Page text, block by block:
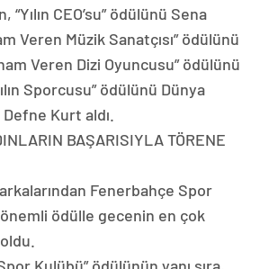
“Yılın CEO’su” ödülünü Sena
Veren Müzik Sanatçısı” ödülünü
Veren Dizi Oyuncusu” ödülünü
Sporcusu” ödülünü Dünya
Kurt aldı.
BAŞARISIYLA TÖRENE
Fenerbahçe Spor
ödülle gecenin en çok